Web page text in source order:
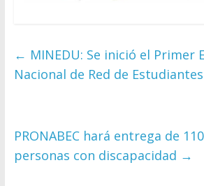
← MINEDU: Se inició el Primer
Nacional de Red de
PRONABEC hará entrega de
personas con discapacidad →